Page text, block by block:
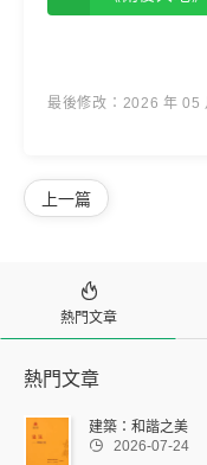
最後修改：2026 年 05
上一篇

熱門文章
熱門文章
建築：和諧之美
 2026-07-24